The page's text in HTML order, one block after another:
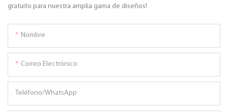
gratuito para nuestra amplia gama de diseños!
Nombre
Correo Electrónico
Teléfono/WhatsApp